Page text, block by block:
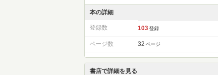
本の詳細
登録数 103 登録
ページ数 32 ページ
書店で詳細を見る